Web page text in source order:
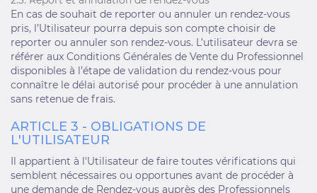
En cas de souhait de reporter ou annuler un rendez-vous
pris, l’Utilisateur pourra depuis son compte choisir de
reporter ou annuler son rendez-vous. L’utilisateur devra se
référer aux Conditions Générales de Vente du Professionnel
disponibles à l’étape de validation du rendez-vous pour
connaître le délai autorisé pour procéder à une annulation
sans retenue de frais.
ARTICLE 3 - OBLIGATIONS DE
L'UTILISATEUR
Il appartient à l'Utilisateur de faire toutes vérifications qui
semblent nécessaires ou opportunes avant de procéder à
une demande de Rendez-vous auprès des Professionnels